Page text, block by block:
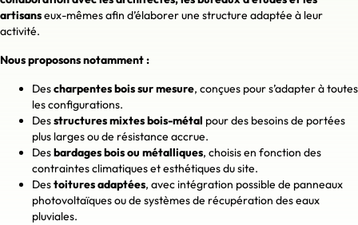
artisanseux-mêmes afin d’élaborer une structure adaptée à leur
activité.
Nous proposons notamment :
Descharpentes bois sur mesure, conçues pour s’adapter à toutes
les configurations.
Desstructures mixtes bois-métal pour des besoins de portées
plus larges ou de résistance accrue.
Desbardages bois ou métalliques, choisis en fonction des
contraintes climatiques et esthétiques du site.
Destoitures adaptées, avec intégration possible de panneaux
photovoltaïques ou de systèmes de récupération des eaux
pluviales.